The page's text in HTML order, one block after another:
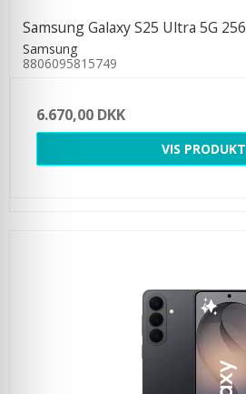
Samsung Galaxy S25 Ultra 5G
Samsung
8806095815749
6.670,00 DKK
VIS PRODUKT